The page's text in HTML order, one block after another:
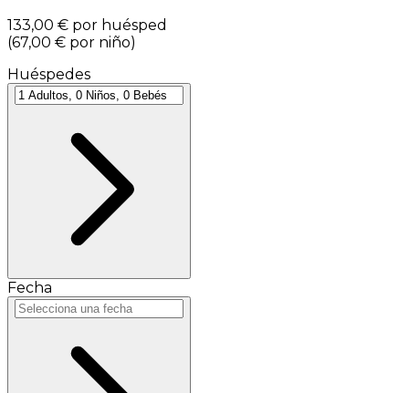
133,00 € por huésped
(67,00 € por niño)
Huéspedes
Fecha